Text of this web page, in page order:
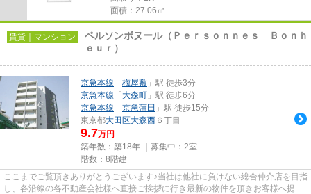
面積：27.06㎡
賃貸｜マンション
ペルソンボヌール（Ｐｅｒｓｏｎｎｅｓ Ｂｏｎｈ
ｅｕｒ）
京急本線 「 梅屋敷 」駅 徒歩3分
京急本線 「 大森町 」駅 徒歩6分
京急本線 「 京急蒲田 」駅 徒歩15分
東京都大田区大森西 ６丁目
9.7万円
築年数：築18年 ｜募集中： 2室
階数：8階建
ここまでご覧頂きありがとうございます♪当社は他社に負けない総合仲介店を目指
し、各沿線の各不動産会社様へ直接ご挨拶に行き最新の物件を頂きお客様へ提供